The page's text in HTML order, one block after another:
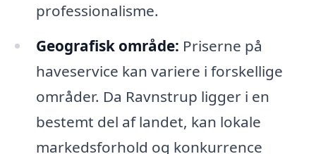
professionalisme.
Geografisk område: Priserne på
haveservice kan variere i forskellige
områder. Da Ravnstrup ligger i en
bestemt del af landet, kan lokale
markedsforhold og konkurrence